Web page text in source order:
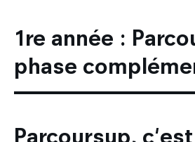
1re année :
phase
Parcoursup,